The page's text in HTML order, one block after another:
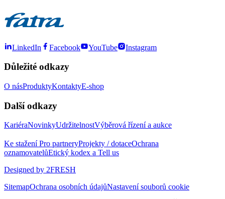
LinkedIn Facebook YouTube Instagram
Důležité odkazy
O násProduktyKontaktyE-shop
Další odkazy
KariéraNovinkyUdržitelnostVýběrová řízení a aukce
Ke staženíPro partneryProjekty / dotaceOchrana
oznamovatelůEtický kodex a Tell us
Designed by 2FRESH
SitemapOchrana osobních údajůNastavení souborů cookie